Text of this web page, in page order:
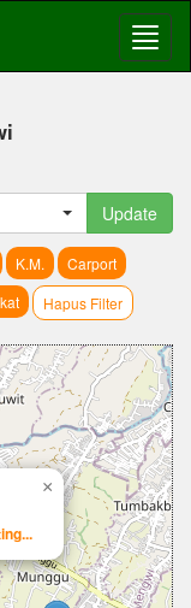
Update
K.M.
Carport
Hapus Filter
×